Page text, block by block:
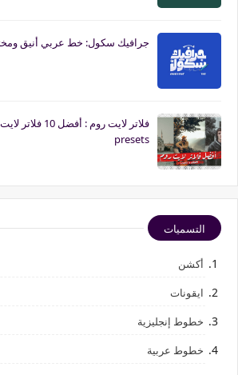
جرافيك سكول: خط عربي أنيق
presets
التسميات
أكشن
ايقونات
خطوط إنجليزية
خطوط عربية